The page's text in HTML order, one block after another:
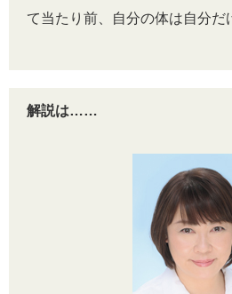
て当たり前、自分の体は自分だ
解説は……